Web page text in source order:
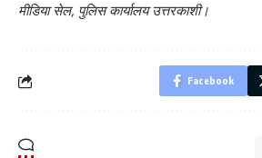
मीडिया सेल, पुलिस कार्यालय उत्तरकाशी।
Facebook